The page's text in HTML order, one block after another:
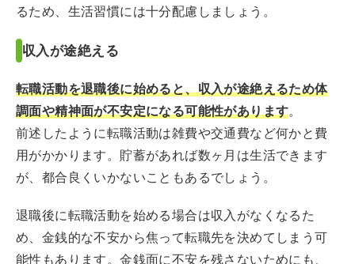
るため、生活習慣には十分配慮しましょう。
収入が途絶える
転職活動を退職後に始めると、収入が途絶えるため体
調面や精神面が不安定になる可能性があります。
前述したように転職活動は雑費や交通費など何かと費
用がかかります。貯蓄があれば数ヶ月は生活できます
が、都合良くいかないこともあるでしょう。
退職後に転職活動を始める場合は収入がなくなるた
め、金銭的な不安から焦って転職先を決めてしまう可
能性もあります。金銭面に不安を残さないためにも、